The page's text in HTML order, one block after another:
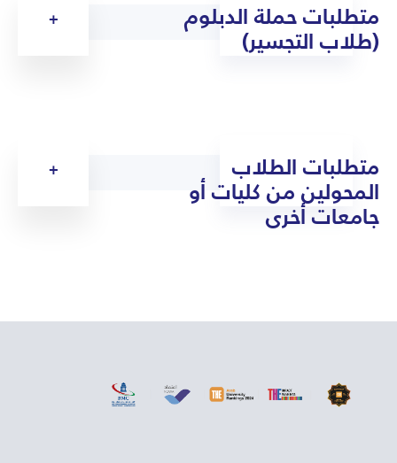
متطلبات حملة الدبلوم
(طلاب التجسير)
متطلبات الطلاب
المحولين من كليات أو
جامعات أخرى